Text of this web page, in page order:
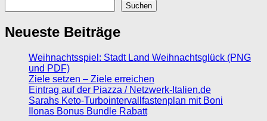
Suchen
Neueste Beiträge
Weihnachtsspiel: Stadt Land Weihnachtsglück (PNG
und PDF)
Ziele setzen – Ziele erreichen
Eintrag auf der Piazza / Netzwerk-Italien.de
Sarahs Keto-Turbointervallfastenplan mit Boni
Ilonas Bonus Bundle Rabatt